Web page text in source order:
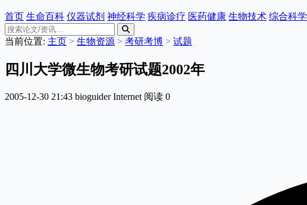
首页 生命百科 仪器试剂 神经科学 疾病诊疗 医药健康 生物技术 综合科学
当前位置: 主页 > 生物资源 > 考研考博 > 试题
四川大学微生物考研试题2002年
2005-12-30 21:43 bioguider Internet 阅读 0